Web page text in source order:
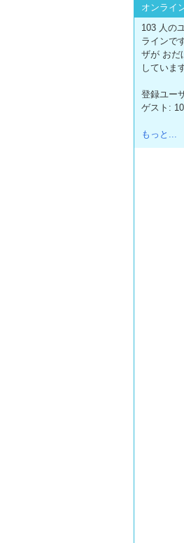
オンライ
103 人の
ラインで
ザが おだ
していま
登録ユー
ゲスト:
もっと...